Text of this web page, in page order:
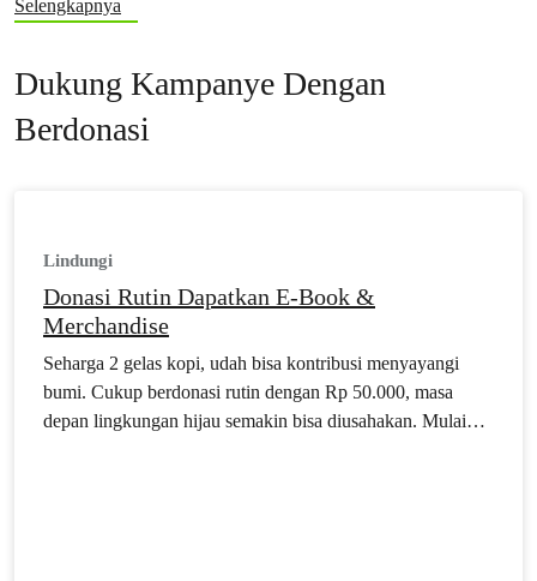
Selengkapnya
Dukung Kampanye Dengan
Berdonasi
Lindungi
Donasi Rutin Dapatkan E-Book &
Merchandise
Seharga 2 gelas kopi, udah bisa kontribusi menyayangi
bumi. Cukup berdonasi rutin dengan Rp 50.000, masa
depan lingkungan hijau semakin bisa diusahakan. Mulai